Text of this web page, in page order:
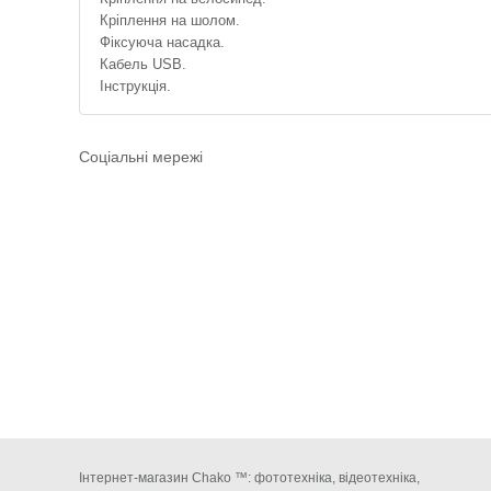
Кріплення на шолом.
Фіксуюча насадка.
Кабель USB.
Інструкція.
Соціальні мережі
Інтернет-магазин Chako ™: фототехніка, відеотехніка,